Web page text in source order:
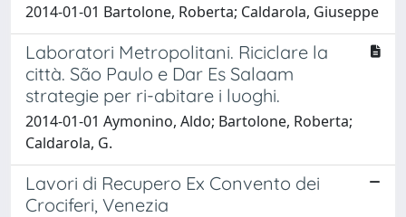
2014-01-01 Bartolone, Roberta; Caldarola, Giuseppe
Laboratori Metropolitani. Riciclare la
città. São Paulo e Dar Es Salaam
strategie per ri-abitare i luoghi.
2014-01-01 Aymonino, Aldo; Bartolone, Roberta;
Caldarola, G.
Lavori di Recupero Ex Convento dei
Crociferi, Venezia